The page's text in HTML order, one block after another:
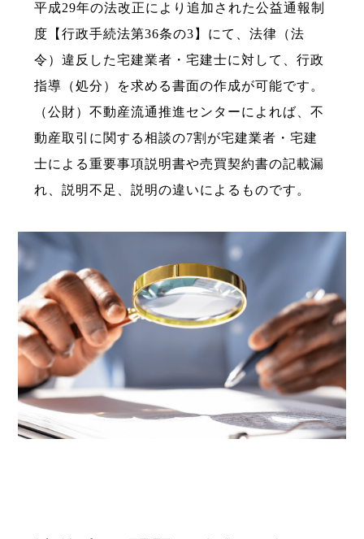
平成29年の法改正により追加された公益通報制
度【行政手続法第36条の3】にて、法律（法
令）違反した宅建業者・宅建士に対して、行政
指導（処分）を求める書面の作成が可能です。
（公財）不動産流通推進センターによれば、不
動産取引に関する相談の7割が宅建業者・宅建
士による重要事項説明書や売買契約書の記載漏
れ、説明不足、説明の違いによるものです。